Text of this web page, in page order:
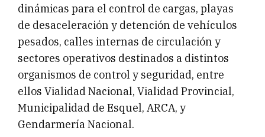
dinámicas para el control de cargas, playas
de desaceleración y detención de vehículos
pesados, calles internas de circulación y
sectores operativos destinados a distintos
organismos de control y seguridad, entre
ellos Vialidad Nacional, Vialidad Provincial,
Municipalidad de Esquel, ARCA, y
Gendarmería Nacional.